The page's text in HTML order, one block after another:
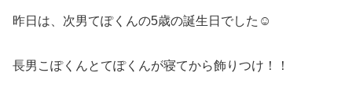
昨日は、次男てぽくんの5歳の誕生日でした☺︎
長男こぽくんとてぽくんが寝てから飾りつけ！！